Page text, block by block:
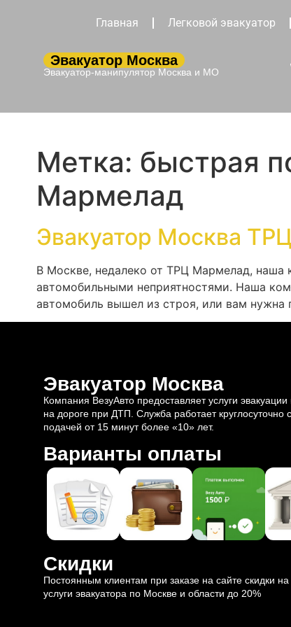
Главная Легковой эвакуатор
Эвакуатор Москва
Эвакуатор-манипулятор Москва и МО
Метка: быстрая
Мармелад
Эвакуатор Москва
В Москве, недалеко от ТРЦ Мармелад, наша
автомобильными неприятностями. Наша
автомобиль вышел из строя, или вам
Эвакуатор Москва
Компания ВезуАвто предоставляет услуги
на дороге при ДТП. Служба работает круглосуточно
подачей от 15 минут более «10» лет.
Варианты оплаты
Скидки
Постоянным клиентам при заказе на сайте скидки
услуги эвакуатора по Москве и области до 20%